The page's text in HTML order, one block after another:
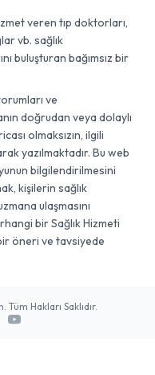
veren tıp doktorları,
vb. sağlık
buluşturan bağımsız bir
ve
doğrudan veya dolaylı
olmaksızın, ilgili
yazılmaktadır. Bu web
bilgilendirilmesini
kişilerin sağlık
ulaşmasını
bir Sağlık Hizmeti
öneri ve tavsiyede
Hakları Saklıdır.